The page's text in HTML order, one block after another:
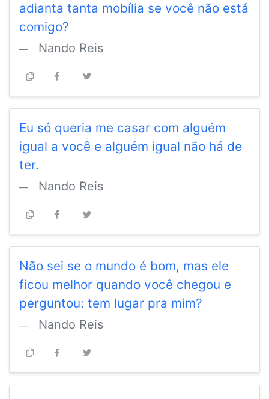
adianta tanta mobília se você não está
comigo?
Nando Reis
Eu só queria me casar com alguém
igual a você e alguém igual não há de
ter.
Nando Reis
Não sei se o mundo é bom, mas ele
ficou melhor quando você chegou e
perguntou: tem lugar pra mim?
Nando Reis